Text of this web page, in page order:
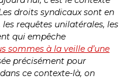
droits syndicaux sont en
requêtes unilatérales, les
qui empêche
sommes à la veille d’une
précisément pour
ce contexte-là, on